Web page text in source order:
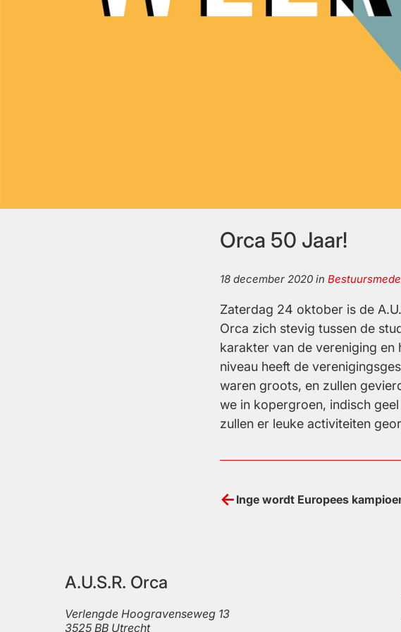
Orca 50 Jaar!
18 december 2020 in
Zaterdag 24 oktober is de
Orca zich stevig tussen de
karakter van de vereniging
niveau heeft de
waren groots, en zullen
we in kopergroen, indisch
zullen er leuke activiteiten
Bericht
Inge wordt Europees
A.U.S.R. Orca
Verlengde Hoogravenseweg 13
3525 BB Utrecht